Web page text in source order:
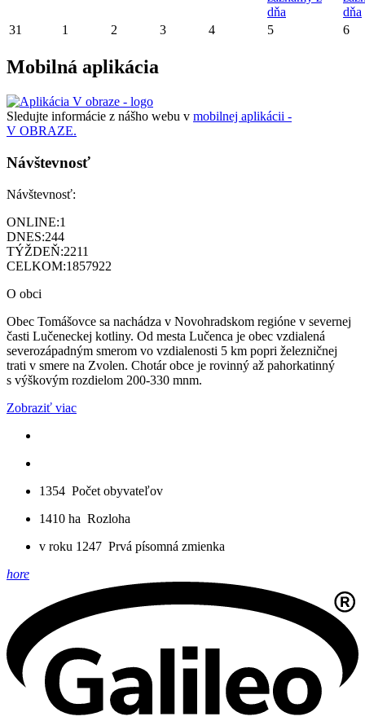
dňa
dňa
31
1 2 3 4 5 6
Mobilná aplikácia
Sledujte informácie z nášho webu v mobilnej aplikácii -
V OBRAZE.
Návštevnosť
Návštevnosť:
ONLINE:1
DNES:244
TÝŽDEŇ:2211
CELKOM:1857922
O obci
Obec Tomášovce sa nachádza v Novohradskom regióne v severnej
časti Lučeneckej kotliny. Od mesta Lučenca je obec vzdialená
severozápadným smerom vo vzdialenosti 5 km popri železničnej
trati v smere na Zvolen. Chotár obce je rovinný až pahorkatinný
s výškovým rozdielom 200-330 mnm.
Zobraziť viac
1354 Počet obyvateľov
1410 ha Rozloha
v roku 1247 Prvá písomná zmienka
hore